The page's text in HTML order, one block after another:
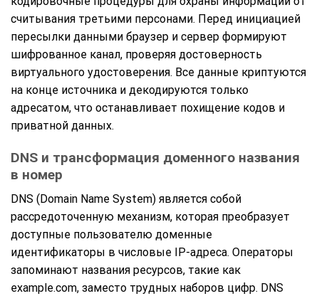
считывания третьими персонами. Перед инициацией
пересылки данными браузер и сервер формируют
шифрованное канал, проверяя достоверность
виртуального удостоверения. Все данные криптуются
на конце источника и декодируются только
адресатом, что останавливает похищение кодов и
приватной данных.
DNS и трансформация доменного названия
в номер
DNS (Domain Name System) является собой
рассредоточенную механизм, которая преобразует
доступные пользователю доменные
идентификаторы в числовые IP-адреса. Операторы
запоминают названия ресурсов, такие как
example.com, заместо трудных наборов цифр. DNS